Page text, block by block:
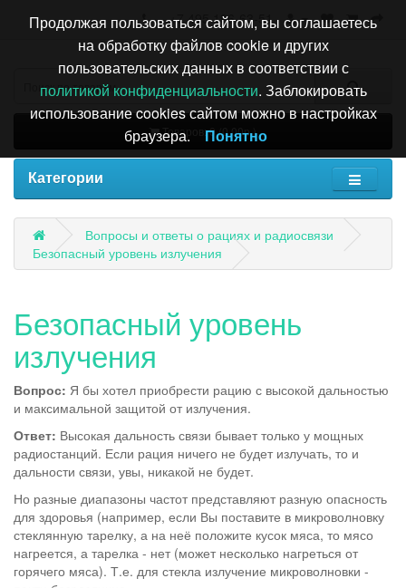
+7 495 196-63-51
Товаров: 0 (0.00р.)
Категории
Вопросы и ответы о рациях и радиосвязи
Безопасный уровень излучения
Безопасный уровень
излучения
Вопрос: Я бы хотел приобрести рацию с высокой дальностью
и максимальной защитой от излучения.
Ответ: Высокая дальность связи бывает только у мощных
радиостанций. Если рация ничего не будет излучать, то и
дальности связи, увы, никакой не будет.
Но разные диапазоны частот представляют разную опасность
для здоровья (например, если Вы поставите в микроволновку
стеклянную тарелку, а на неё положите кусок мяса, то мясо
нагреется, а тарелка - нет (может несколько нагреться от
горячего мяса). Т.е. для стекла излучение микроволновки -
Продолжая пользоваться сайтом, вы соглашаетесь
на обработку файлов cookie и других
пользовательских данных в соответствии с
политикой конфиденциальности. Заблокировать
использование cookies сайтом можно в настройках
браузера.
Понятно